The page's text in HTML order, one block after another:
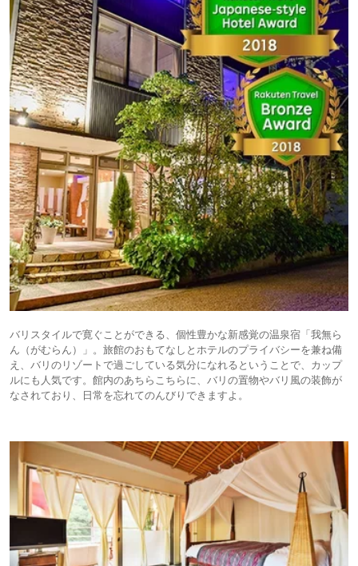
バリスタイルで寛ぐことができる、個性豊かな新感覚の温泉宿「我無ら
ん（がむらん）」。旅館のおもてなしとホテルのプライバシーを兼ね備
え、バリのリゾートで過ごしている気分になれるということで、カップ
ルにも人気です。館内のあちらこちらに、バリの置物やバリ風の装飾が
なされており、日常を忘れてのんびりできますよ。